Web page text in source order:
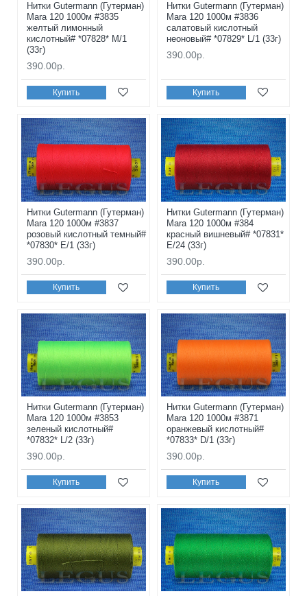
Нитки Gutermann (Гутерман)
Mara 120 1000м #3835
желтый лимонный
кислотный# *07828* M/1
(33г)
390.00р.
Купить
Нитки Gutermann (Гутерман)
Mara 120 1000м #3836
салатовый кислотный
неоновый# *07829* L/1 (33г)
390.00р.
Купить
Нитки Gutermann (Гутерман)
Mara 120 1000м #3837
розовый кислотный темный#
*07830* E/1 (33г)
390.00р.
Купить
Нитки Gutermann (Гутерман)
Mara 120 1000м #384
красный вишневый# *07831*
E/24 (33г)
390.00р.
Купить
Нитки Gutermann (Гутерман)
Mara 120 1000м #3853
зеленый кислотный#
*07832* L/2 (33г)
390.00р.
Купить
Нитки Gutermann (Гутерман)
Mara 120 1000м #3871
оранжевый кислотный#
*07833* D/1 (33г)
390.00р.
Купить